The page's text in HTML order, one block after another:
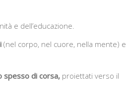
e dell’educazione.
(nel corpo, nel cuore, nella mente) e
spesso di corsa, proiettati verso il